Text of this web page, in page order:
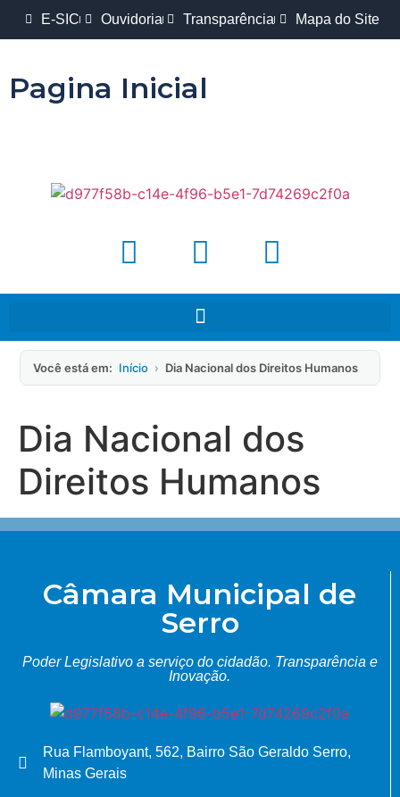
E-SIC Ouvidoria Transparência Mapa do Site
Pagina Inicial
Você está em: Início › Dia Nacional dos Direitos Humanos
Dia Nacional dos
Direitos Humanos
Câmara Municipal de
Serro
Poder Legislativo a serviço do cidadão. Transparência e
Inovação.
Rua Flamboyant, 562, Bairro São Geraldo Serro,
Minas Gerais